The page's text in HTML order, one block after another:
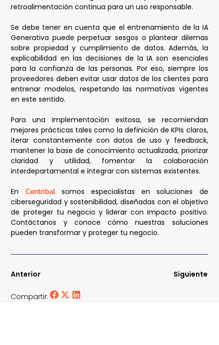
retroalimentación continua para un uso responsable.
Se debe tener en cuenta que el entrenamiento de la IA
Generativa puede perpetuar sesgos o plantear dilemas
sobre propiedad y cumplimiento de datos. Además, la
explicabilidad en las decisiones de la IA son esenciales
para la confianza de las personas. Por eso, siempre los
proveedores deben evitar usar datos de los clientes para
entrenar modelos, respetando las normativas vigentes
en este sentido.
Para una implementación exitosa, se recomiendan
mejores prácticas tales como la definición de KPIs claros,
iterar constantemente con datos de uso y feedback,
mantener la base de conocimiento actualizada, priorizar
claridad y utilidad, fomentar la colaboración
interdepartamental e integrar con sistemas existentes.
En Centribalsomos especialistas en soluciones de
ciberseguridad y sostenibilidad, diseñadas con el objetivo
de proteger tu negocio y liderar con impacto positivo.
Contáctanos y conoce cómo nuestras soluciones
pueden transformar y proteger tu negocio.
Anterior Siguiente
Compartir: